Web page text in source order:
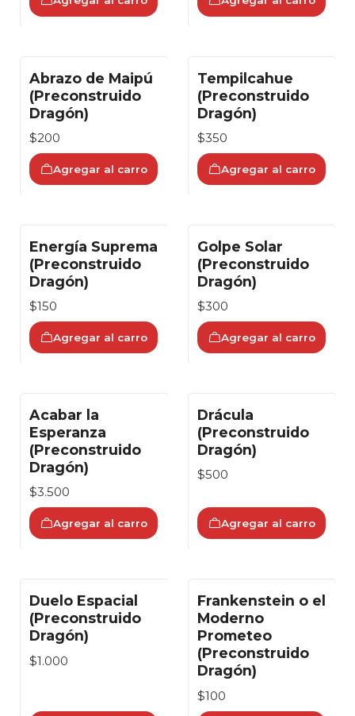
Abrazo de Maipú
(Preconstruido
Dragón)
$200
Agregar al carro
Tempilcahue
(Preconstruido
Dragón)
$350
Agregar al carro
Energía Suprema
(Preconstruido
Dragón)
$150
Agregar al carro
Golpe Solar
(Preconstruido
Dragón)
$300
Agregar al carro
Acabar la
Esperanza
(Preconstruido
Dragón)
$3.500
Agregar al carro
Drácula
(Preconstruido
Dragón)
$500
Agregar al carro
Duelo Espacial
(Preconstruido
Dragón)
$1.000
Frankenstein o el
Moderno
Prometeo
(Preconstruido
Dragón)
$100